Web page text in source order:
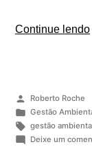
Continue lendo
Roberto Roche
Gestão
gestão
Deixe um